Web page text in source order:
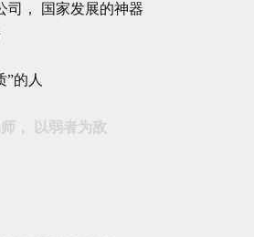
司， 国家发展的神器
”的人
， 以弱者为敌